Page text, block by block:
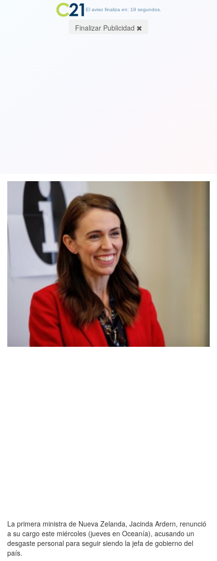
La primera ministra de Nueva Zelanda, Jacinda Ardern, renunció
a su cargo este miércoles (jueves en Oceanía), acusando un
desgaste personal para seguir siendo la jefa de gobierno del
país.
El aviso finaliza en: 19 segundos.
Finalizar Publicidad